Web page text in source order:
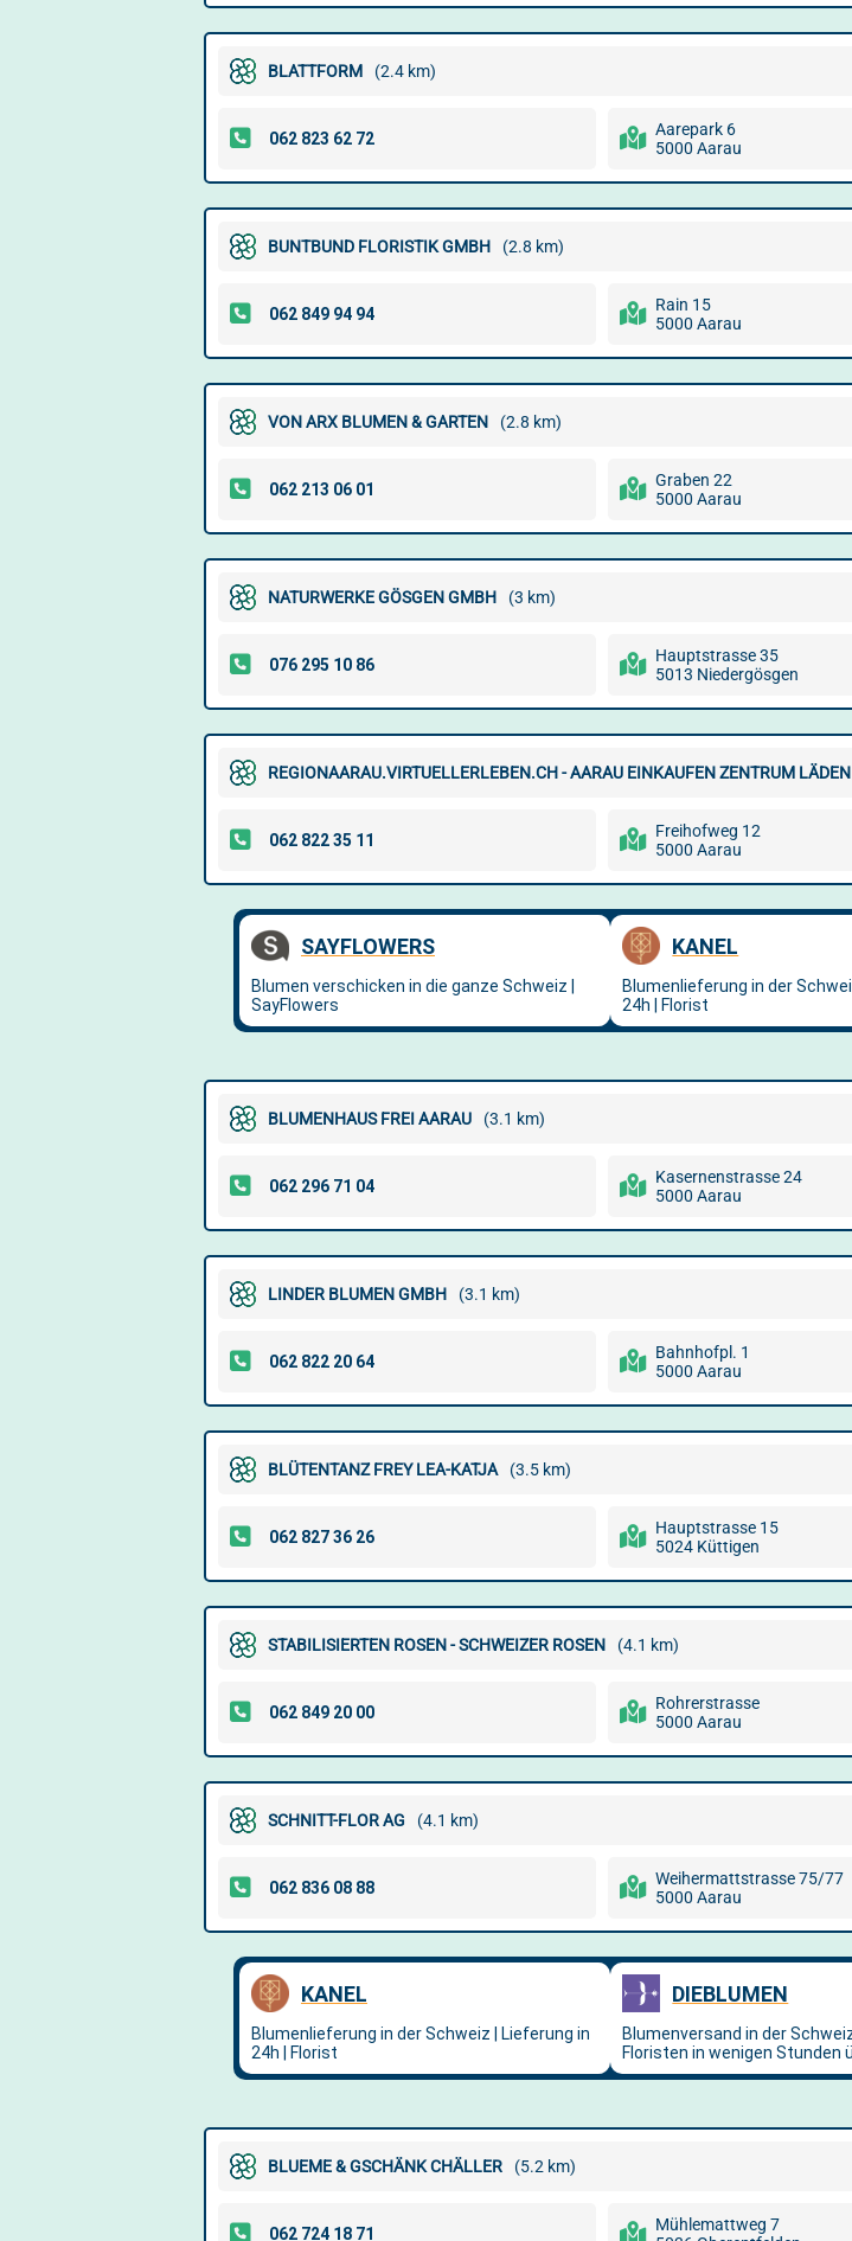
BLATTFORM (2.4 km)
Aarepark 6
5000 Aarau
BUNTBUND FLORISTIK GMBH (2.8 km)
Rain 15
5000 Aarau
VON ARX BLUMEN & GARTEN (2.8 km)
Graben 22
5000 Aarau
NATURWERKE GÖSGEN GMBH (3 km)
Hauptstrasse 35
5013 Niedergösgen
REGIONAARAU.VIRTUELLERLEBEN.CH - AARAU EINKAUFEN ZENTRUM LÄDEN
Freihofweg 12
5000 Aarau
BLUMENHAUS FREI AARAU (3.1 km)
Kasernenstrasse 24
5000 Aarau
LINDER BLUMEN GMBH (3.1 km)
Bahnhofpl. 1
5000 Aarau
BLÜTENTANZ FREY LEA-KATJA (3.5 km)
Hauptstrasse 15
5024 Küttigen
STABILISIERTEN ROSEN - SCHWEIZER ROSEN (4.1 km)
Rohrerstrasse
5000 Aarau
SCHNITT-FLOR AG (4.1 km)
Weihermattstrasse 75/77
5000 Aarau
BLUEME & GSCHÄNK CHÄLLER (5.2 km)
Mühlemattweg 7